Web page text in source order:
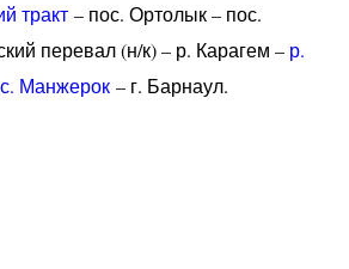
тракт – пос. Ортолык – пос.
перевал (н/к) – р. Карагем – р.
с. Манжерок – г. Барнаул.